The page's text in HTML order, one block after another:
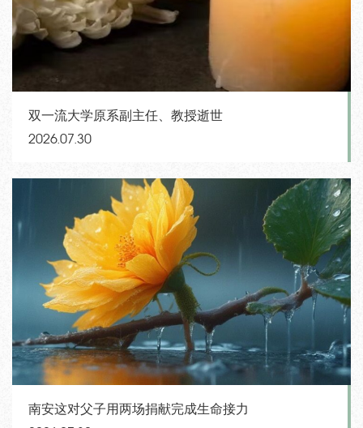
双一流大学原系副主任、教授逝世
2026.07.30
南安这对父子用两场捐献完成生命接力